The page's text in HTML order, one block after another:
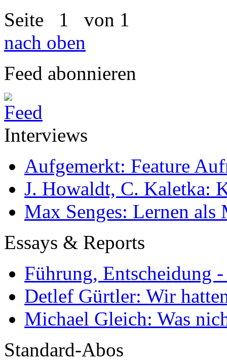
Seite 1 von 1
nach oben
Feed abonnieren
Interviews
Aufgemerkt: Feature
J. Howaldt, C. Kaletka:
Max Senges: Lernen als
Essays & Reports
Führung, Entscheidung
Detlef Gürtler: Wir
Michael Gleich: Was
Standard-Abos